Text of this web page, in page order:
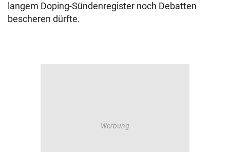
langem Doping-Sündenregister noch Debatten
bescheren dürfte.